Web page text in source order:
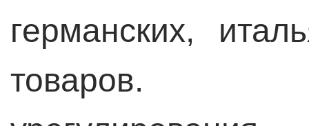
германских,
товаров.